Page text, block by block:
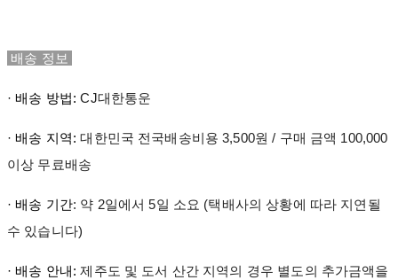
배송 정보
· 배송 방법:CJ대한통운
· 배송 지역: 대한민국 전국배송비용 3,500원 / 구매 금액 100,000
이상 무료배송
· 배송 기간: 약 2일에서 5일 소요 (택배사의 상황에 따라 지연될
수 있습니다)
· 배송 안내: 제주도 및 도서 산간 지역의 경우 별도의 추가금액을